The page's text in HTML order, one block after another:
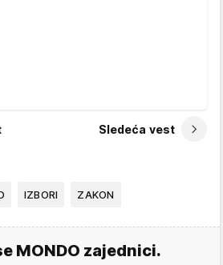
Sledeća vest
IZBORI ZAKON
MONDO zajednici.